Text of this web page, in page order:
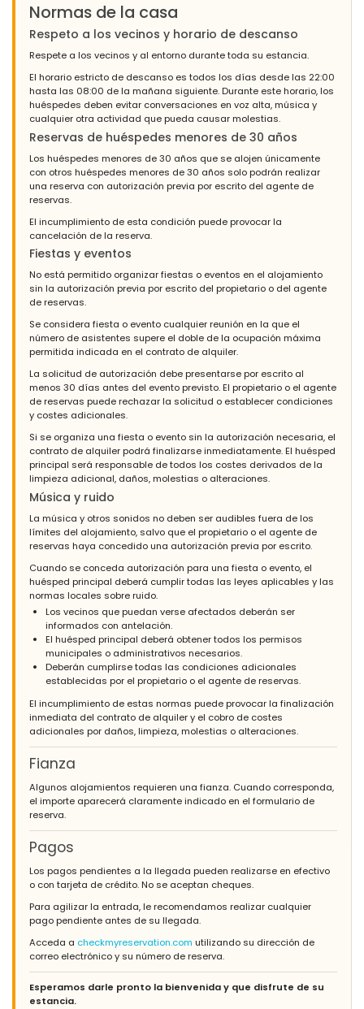
Normas de la casa
Respeto a los vecinos y horario de descanso
Respete a los vecinos y al entorno durante toda su estancia.
El horario estricto de descanso es todos los días desde las 22:00
hasta las 08:00 de la mañana siguiente. Durante este horario, los
huéspedes deben evitar conversaciones en voz alta, música y
cualquier otra actividad que pueda causar molestias.
Reservas de huéspedes menores de 30 años
Los huéspedes menores de 30 años que se alojen únicamente
con otros huéspedes menores de 30 años solo podrán realizar
una reserva con autorización previa por escrito del agente de
reservas.
El incumplimiento de esta condición puede provocar la
cancelación de la reserva.
Fiestas y eventos
No está permitido organizar fiestas o eventos en el alojamiento
sin la autorización previa por escrito del propietario o del agente
de reservas.
Se considera fiesta o evento cualquier reunión en la que el
número de asistentes supere el doble de la ocupación máxima
permitida indicada en el contrato de alquiler.
La solicitud de autorización debe presentarse por escrito al
menos 30 días antes del evento previsto. El propietario o el agente
de reservas puede rechazar la solicitud o establecer condiciones
y costes adicionales.
Si se organiza una fiesta o evento sin la autorización necesaria, el
contrato de alquiler podrá finalizarse inmediatamente. El huésped
principal será responsable de todos los costes derivados de la
limpieza adicional, daños, molestias o alteraciones.
Música y ruido
La música y otros sonidos no deben ser audibles fuera de los
límites del alojamiento, salvo que el propietario o el agente de
reservas haya concedido una autorización previa por escrito.
Cuando se conceda autorización para una fiesta o evento, el
huésped principal deberá cumplir todas las leyes aplicables y las
normas locales sobre ruido.
Los vecinos que puedan verse afectados deberán ser
informados con antelación.
El huésped principal deberá obtener todos los permisos
municipales o administrativos necesarios.
Deberán cumplirse todas las condiciones adicionales
establecidas por el propietario o el agente de reservas.
El incumplimiento de estas normas puede provocar la finalización
inmediata del contrato de alquiler y el cobro de costes
adicionales por daños, limpieza, molestias o alteraciones.
Fianza
Algunos alojamientos requieren una fianza. Cuando corresponda,
el importe aparecerá claramente indicado en el formulario de
reserva.
Pagos
Los pagos pendientes a la llegada pueden realizarse en efectivo
o con tarjeta de crédito. No se aceptan cheques.
Para agilizar la entrada, le recomendamos realizar cualquier
pago pendiente antes de su llegada.
Acceda a checkmyreservation.com utilizando su dirección de
correo electrónico y su número de reserva.
Esperamos darle pronto la bienvenida y que disfrute de su
estancia.